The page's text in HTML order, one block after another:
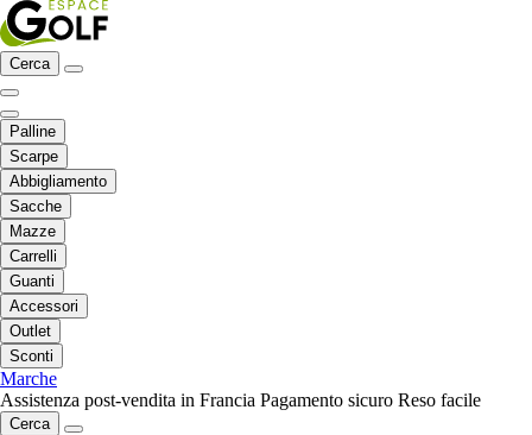
Cerca
Palline
Scarpe
Abbigliamento
Sacche
Mazze
Carrelli
Guanti
Accessori
Outlet
Sconti
Marche
Assistenza post-vendita in Francia Pagamento sicuro Reso facile
Cerca